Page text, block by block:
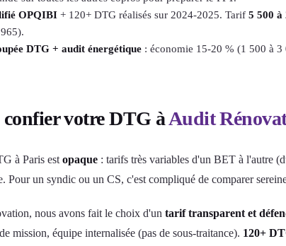
OPQIBI + 120+ DTG réalisés sur 2024-2025. Tarif 5 500 à
DTG + audit énergétique : économie 15-20 % (1 500 à
votre DTG àAudit
à Paris est opaque : tarifs très variables d'un BET à l'autre
Pour un syndic ou un CS, c'est compliqué de comparer
nous avons fait le choix d'un tarif transparent et
mission, équipe internalisée (pas de sous-traitance). 120+